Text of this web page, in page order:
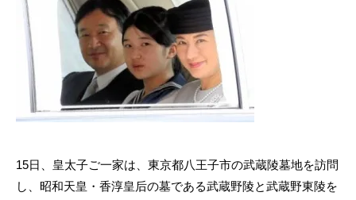
15日、皇太子ご一家は、東京都八王子市の武蔵陵墓地を訪問
し、昭和天皇・香淳皇后の墓である武蔵野陵と武蔵野東陵を